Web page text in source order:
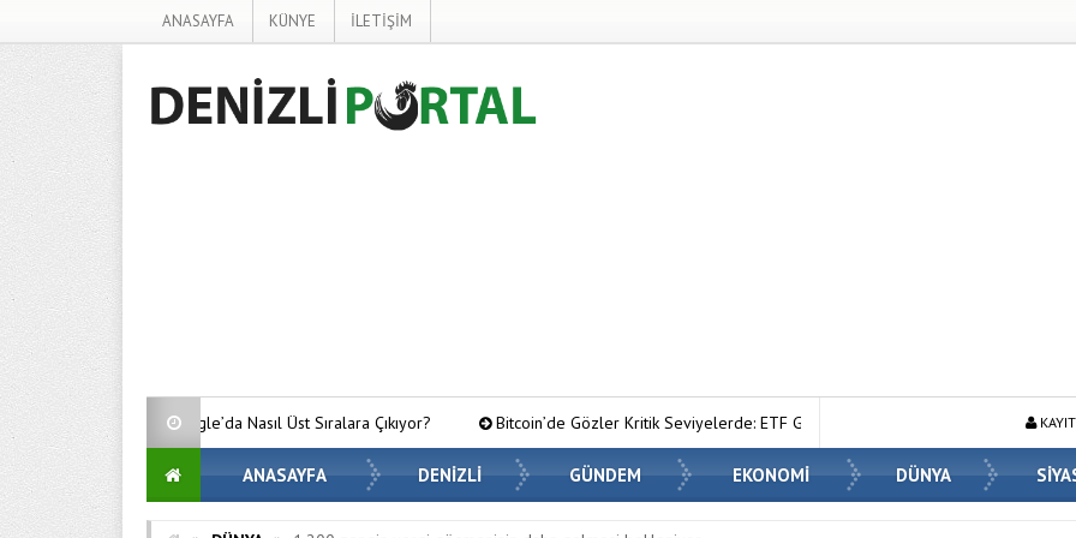
ANASAYFA KÜNYE İLETİŞİM
Nasıl Üst Sıralara Çıkıyor? Bitcoin’de Gözler Kritik Seviyelerde: ETF Girişleri ve Makro Riskler Fiyatı Nasıl Etkiliyor? Ahmet
ANASAYFA DENİZLİ GÜNDEM EKONOMİ DÜNYA